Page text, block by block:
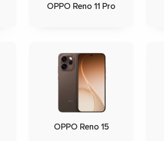
OPPO Reno 11 Pro
OPPO Reno 15